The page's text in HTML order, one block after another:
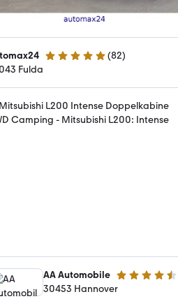
5 Sterne (82)
Fulda
AA Automobile 4.5 Sterne
30453 Hannover